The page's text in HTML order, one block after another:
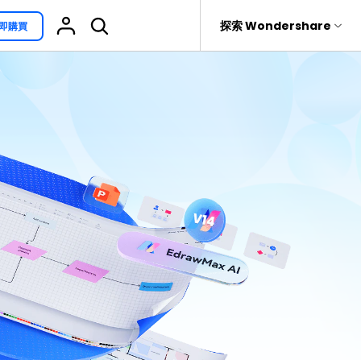
援。
新聞中心
商店
支援
探索 Wondershare
家系圖
圖標
費可編輯的供應鏈圖範例 >
選9款Excel甘特圖範本 >
文氏圖符號與集合符號 >
10款實用的Excel WBS範本 >
款實用Excel流程圖範本推薦 >
購買